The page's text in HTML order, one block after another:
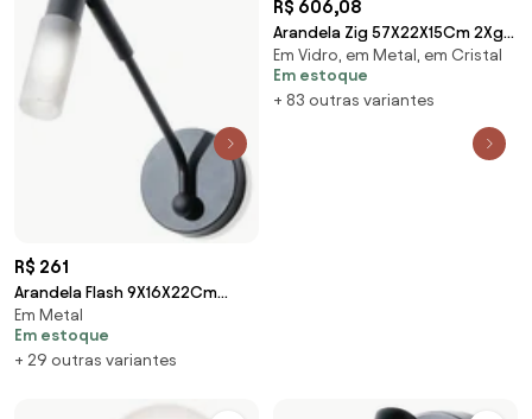
R$ 261
Arandela Flash 9X16X22Cm
Tubo Ponteira Acrílico Metal
Alumínio 01Xg9 -... (ROSE FOSCO
/ COBRE BRILHO)
Em Metal
Em estoque
+ 29 outras variantes
R$ 606,08
Arandela Zig 57X22X15Cm 2Xg9
/ Globo Ø12Cm | Usina 16833/2
(BZ-M - Bronze Metálico,
AMBAR)
Em Vidro, em Metal, em Cristal
Em estoque
+ 83 outras variantes